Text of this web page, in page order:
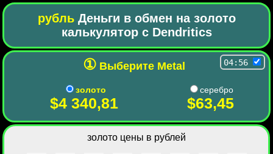
рубльДеньги в обмен на золото
калькулятор с Dendritics
①Выберите Metal 04:56
золото
$4 340,81
серебро
$63,45
золото цены в рублей